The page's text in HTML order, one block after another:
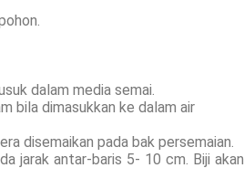
dalam media semai.
bila dimasukkan ke dalam air
disemaikan pada bak persemaian.
jarak antar-baris 5- 10 cm. Biji akan